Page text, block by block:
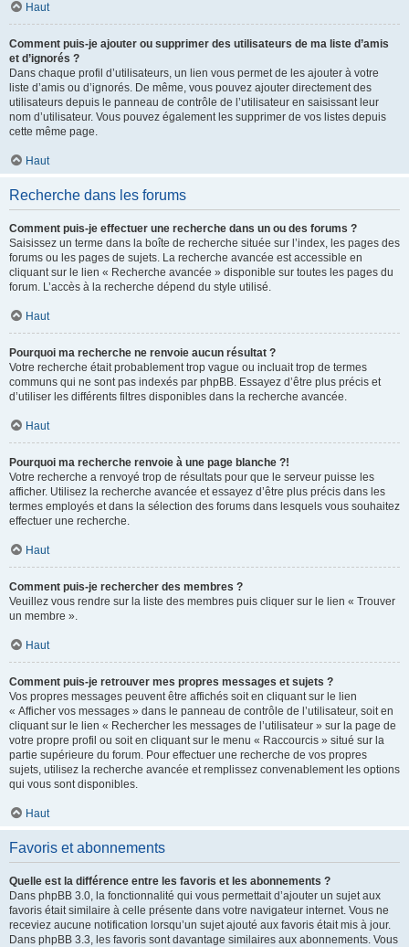
Haut
Comment puis-je ajouter ou supprimer des utilisateurs de ma liste d’amis
et d’ignorés ?
Dans chaque profil d’utilisateurs, un lien vous permet de les ajouter à votre
liste d’amis ou d’ignorés. De même, vous pouvez ajouter directement des
utilisateurs depuis le panneau de contrôle de l’utilisateur en saisissant leur
nom d’utilisateur. Vous pouvez également les supprimer de vos listes depuis
cette même page.
Haut
Recherche dans les forums
Comment puis-je effectuer une recherche dans un ou des forums ?
Saisissez un terme dans la boîte de recherche située sur l’index, les pages des
forums ou les pages de sujets. La recherche avancée est accessible en
cliquant sur le lien « Recherche avancée » disponible sur toutes les pages du
forum. L’accès à la recherche dépend du style utilisé.
Haut
Pourquoi ma recherche ne renvoie aucun résultat ?
Votre recherche était probablement trop vague ou incluait trop de termes
communs qui ne sont pas indexés par phpBB. Essayez d’être plus précis et
d’utiliser les différents filtres disponibles dans la recherche avancée.
Haut
Pourquoi ma recherche renvoie à une page blanche ?!
Votre recherche a renvoyé trop de résultats pour que le serveur puisse les
afficher. Utilisez la recherche avancée et essayez d’être plus précis dans les
termes employés et dans la sélection des forums dans lesquels vous souhaitez
effectuer une recherche.
Haut
Comment puis-je rechercher des membres ?
Veuillez vous rendre sur la liste des membres puis cliquer sur le lien « Trouver
un membre ».
Haut
Comment puis-je retrouver mes propres messages et sujets ?
Vos propres messages peuvent être affichés soit en cliquant sur le lien
« Afficher vos messages » dans le panneau de contrôle de l’utilisateur, soit en
cliquant sur le lien « Rechercher les messages de l’utilisateur » sur la page de
votre propre profil ou soit en cliquant sur le menu « Raccourcis » situé sur la
partie supérieure du forum. Pour effectuer une recherche de vos propres
sujets, utilisez la recherche avancée et remplissez convenablement les options
qui vous sont disponibles.
Haut
Favoris et abonnements
Quelle est la différence entre les favoris et les abonnements ?
Dans phpBB 3.0, la fonctionnalité qui vous permettait d’ajouter un sujet aux
favoris était similaire à celle présente dans votre navigateur internet. Vous ne
receviez aucune notification lorsqu’un sujet ajouté aux favoris était mis à jour.
Dans phpBB 3.3, les favoris sont davantage similaires aux abonnements. Vous